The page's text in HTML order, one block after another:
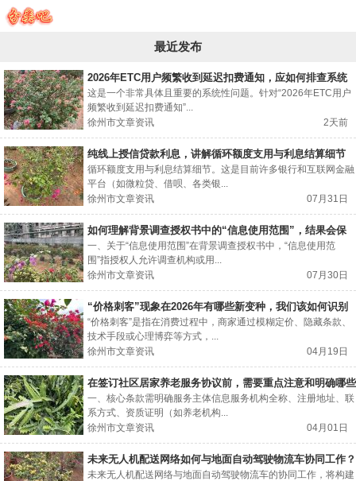
最近发布
2026年ETC用户频繁收到延迟扣费通知，应如何排查系统
问题？
这是一个非常具体且重要的系统性问题。针对“2026年ETC用户
频繁收到延迟扣费通知”...
徐州市文章资讯
2天前
纯线上授信贷款利息，讲解循环额度支用与利息结算细节
循环额度支用与利息结算细节。这是目前许多银行和互联网金融
平台（如微粒贷、借呗、各类银...
徐州市文章资讯
07月31日
如何理解背景调查授权书中的“信息使用范围”，结果会保
存多久？
一、关于“信息使用范围”在背景调查授权书中，“信息使用范
围”指授权人允许调查机构或用...
徐州市文章资讯
07月30日
“价格刺客”现象在2026年有哪些新变种，我们该如何识别
并有效规避？
“价格刺客”是指在消费过程中，商家通过模糊定价、隐藏条款、
技术手段或心理博弈等方式，...
徐州市文章资讯
04月19日
在签订社区居家养老服务协议前，需要重点注意和明确哪些
条款细节？
一、核心条款需明确服务主体信息服务机构全称、注册地址、联
系方式、资质证明（如养老机构...
徐州市文章资讯
04月01日
未来无人机配送网络如何与地面自动驾驶物流车协同工作？
未来无人机配送网络与地面自动驾驶物流车的协同工作，将构建